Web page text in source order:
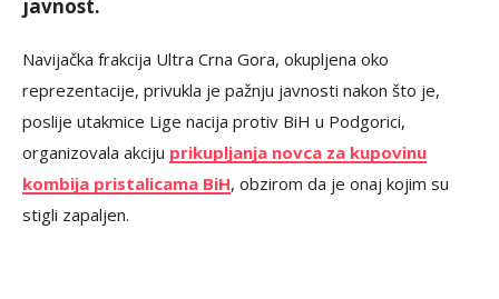
javnost.
Navijačka frakcija Ultra Crna Gora, okupljena oko
reprezentacije, privukla je pažnju javnosti nakon što je,
poslije utakmice Lige nacija protiv BiH u Podgorici,
organizovala akciju prikupljanja novca za kupovinu
kombija pristalicama BiH, obzirom da je onaj kojim su
stigli zapaljen.